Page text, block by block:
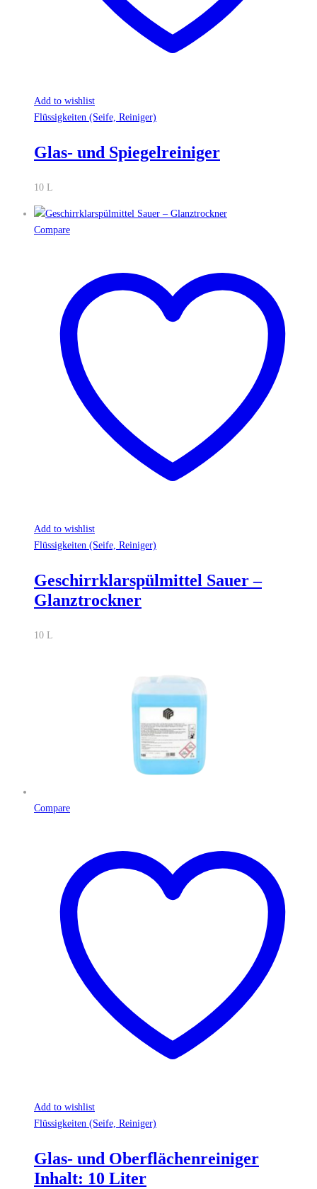
Add to wishlist
Flüssigkeiten (Seife, Reiniger)
Glas- und Spiegelreiniger
10 L
Compare
Add to wishlist
Flüssigkeiten (Seife, Reiniger)
Geschirrklarspülmittel Sauer –
Glanztrockner
10 L
Compare
Add to wishlist
Flüssigkeiten (Seife, Reiniger)
Glas- und Oberflächenreiniger
Inhalt: 10 Liter